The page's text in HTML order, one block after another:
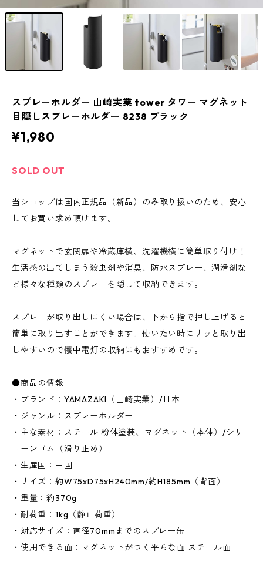
スプレーホルダー 山崎実業 tower タワー マグネット
目隠しスプレーホルダー 8238 ブラック
¥1,980
SOLD OUT
当ショップは国内正規品（新品）のみ取り扱いのため、安心
してお買い求め頂けます。
マグネットで玄関扉や冷蔵庫横、洗濯機横に簡単取り付け！
生活感の出てしまう殺虫剤や消臭、防水スプレー、潤滑剤な
ど様々な種類のスプレーを隠して収納できます。
スプレーが取り出しにくい場合は、下から指で押し上げると
簡単に取り出すことができます。使いたい時にサッと取り出
しやすいので懐中電灯の収納にもおすすめです。
●商品の情報
・ブランド：YAMAZAKI（山崎実業）/日本
・ジャンル：スプレーホルダー
・主な素材：スチール 粉体塗装、マグネット（本体）/シリ
コーンゴム（滑り止め）
・生産国：中国
・サイズ：約W75xD75xH240mm/約H185mm（背面）
・重量：約370g
・耐荷重：1kg（静止荷重）
・対応サイズ：直径70mmまでのスプレー缶
・使用できる面：マグネットがつく平らな面 スチール面